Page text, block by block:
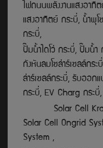
ไฟถนนพลังงานแสงอาทิ
แสงอาทิตย์ กระบี่, น้ำพุโ
กระบี่,
ปั๊มน้ำไดโว่ กระบี่, ปั๊มน้ำ
กังหันลมโซล่าร์เซลล์กระ
ล่าร์เซลล์กระบี่, รับออก
กระบี่, EV Charg กระ
Solar Cell Krabi
Solar Cell Ongrid
System ,